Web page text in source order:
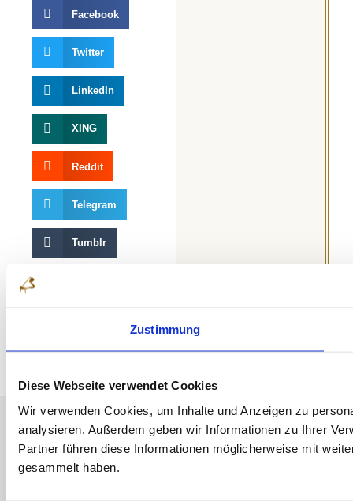
Zustimmung
Diese Webseite verwendet Cookies
Wir verwenden Cookies, um Inhalte und Anzeigen zu
analysieren. Außerdem geben wir Informationen zu Ihrer
Partner führen diese Informationen möglicherweise mit
gesammelt haben.
Facebook
Twitter
LinkedIn
XING
Reddit
Telegram
Tumblr
NEWSLETTER ABONNIEREN